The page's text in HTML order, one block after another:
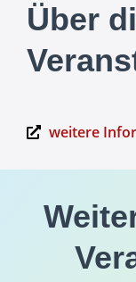
Über
weitere